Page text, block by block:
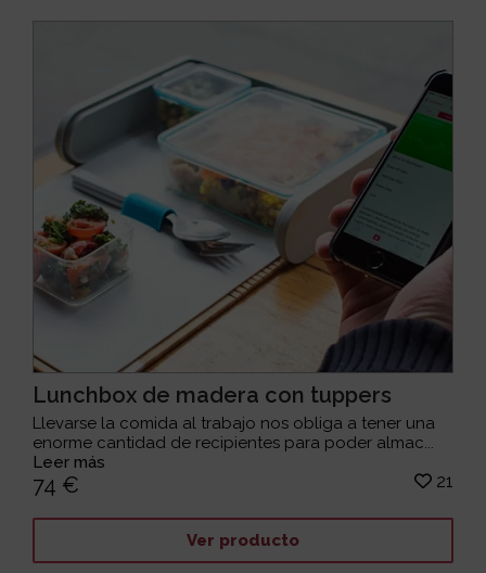
Lunchbox de madera con tuppers
Llevarse la comida al trabajo nos obliga a tener una
enorme cantidad de recipientes para poder almac...
Leer más
74 € 21
Ver producto